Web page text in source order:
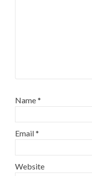
Name*
Email*
Website